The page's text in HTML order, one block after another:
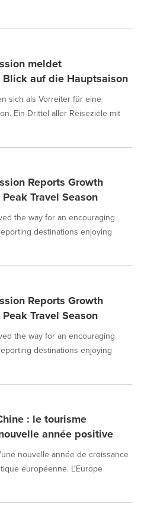
meldet
auf die Hauptsaison
sich als Vorreiter für eine
Ein Drittel aller Reiseziele mit
Reports Growth
Travel Season
the way for an encouraging
destinations enjoying
Reports Growth
Travel Season
the way for an encouraging
destinations enjoying
: le tourisme
année positive
nouvelle année de croissance
européenne. L'Europe